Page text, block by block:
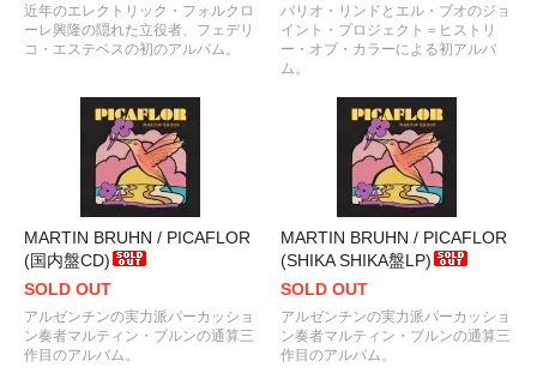
近年のエレクトリック・フォルクロ
ーレ興隆の隠れた立役者、フェデリ
コ・エステベスの初のアルバム。
バリオ・リンドとエル・ブオのジョ
イント・プロジェクト＝ヒストリ
ー・オブ・カラーによる初アルバ
ム。
MARTIN BRUHN / PICAFLOR
(国内盤CD)
SOLD OUT
アルゼンチンの実力派パーカッショ
ン奏者マルティン・ブルンの通算三
作目のアルバム。
MARTIN BRUHN / PICAFLOR
(SHIKA SHIKA盤LP)
SOLD OUT
アルゼンチンの実力派パーカッショ
ン奏者マルティン・ブルンの通算三
作目のアルバム。